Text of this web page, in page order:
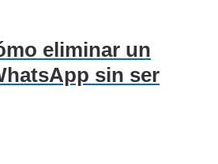
eliminar un
sin ser